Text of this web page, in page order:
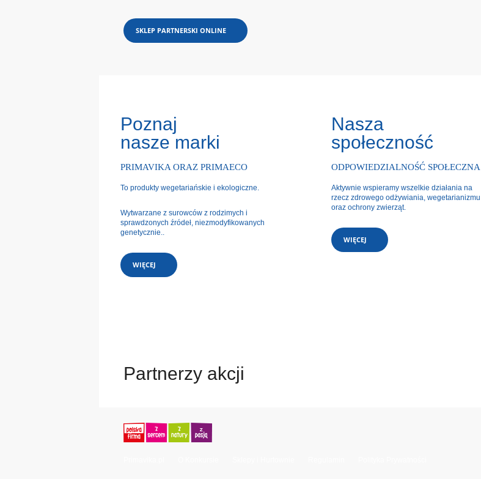
SKLEP PARTNERSKI ONLINE
Poznaj
nasze marki
PRIMAVIKA ORAZ PRIMAECO
To produkty wegetariańskie i ekologiczne.
Wytwarzane z surowców z rodzimych i
sprawdzonych źródeł, niezmodyfikowanych
genetycznie..
WIĘCEJ
Nasza
społeczność
ODPOWIEDZIALNOŚĆ SPOŁECZNA
Aktywnie wspieramy wszelkie działania na
rzecz zdrowego odżywiania, wegetarianizmu
oraz ochrony zwierząt.
WIĘCEJ
Partnerzy akcji